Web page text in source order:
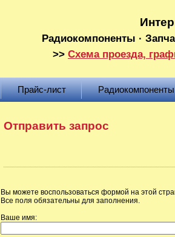
Радиокомпоненты ·
>> Схема проезда,
Прайс-лист Радиокомпоненты
Отправить запрос
Вы можете воспользоваться формой на этой
Все поля обязательны для заполнения.
Ваше имя: